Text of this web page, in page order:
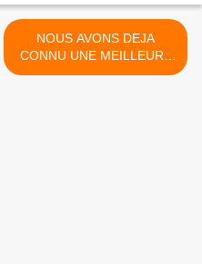
NOUS AVONS DEJA
CONNU UNE MEILLEURE
METEO >